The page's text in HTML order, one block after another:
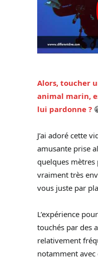
Alors, toucher
animal marin,
lui pardonne ?
J’ai adoré cette
amusante prise
quelques mètres
vraiment très
vous juste par
L’expérience
touchés par des
relativement
notamment avec